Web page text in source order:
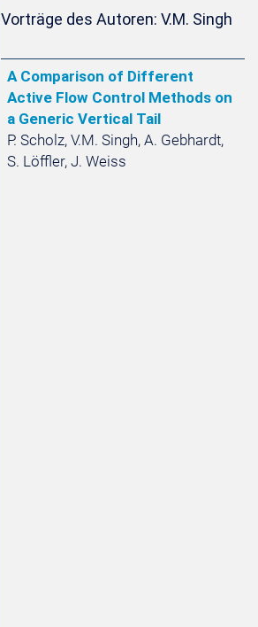
Vorträge des Autoren: V.M. Singh
A Comparison of Different
Active Flow Control Methods on
a Generic Vertical Tail
P. Scholz, V.M. Singh, A. Gebhardt,
S. Löffler, J. Weiss